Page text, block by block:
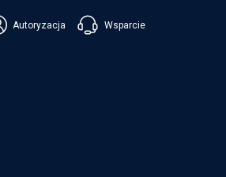
Autoryzacja Wsparcie